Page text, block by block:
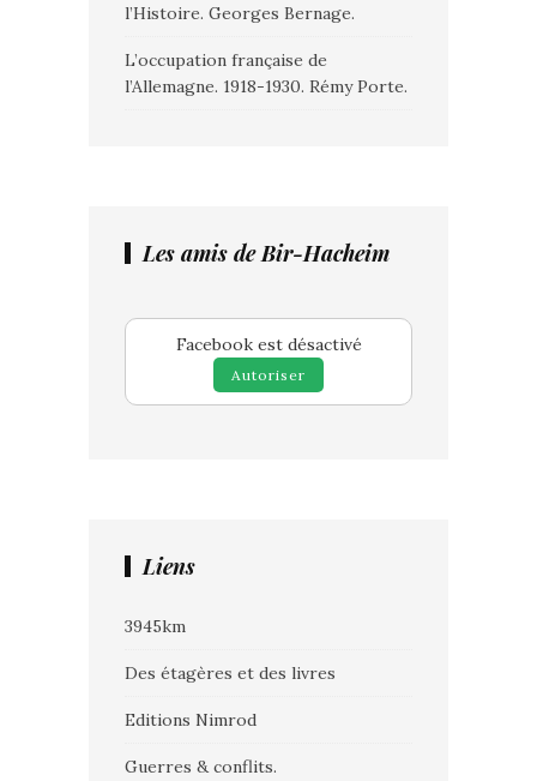
l’Histoire. Georges Bernage.
L’occupation française de
l’Allemagne. 1918-1930. Rémy Porte.
Les amis de Bir-Hacheim
Facebook est désactivé
Autoriser
Liens
3945km
Des étagères et des livres
Editions Nimrod
Guerres & conflits.